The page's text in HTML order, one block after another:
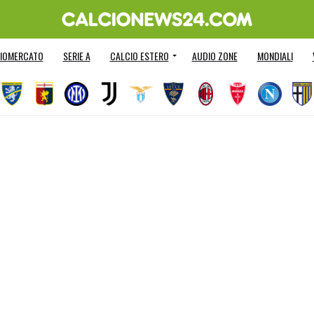
SERIE A CALCIO ESTERO AUDIO ZONE MONDIALI